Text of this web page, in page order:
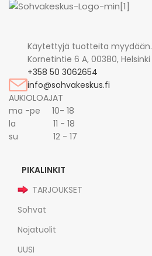
Käytettyjä tuotteita myydään.
Kornetintie 6 A, 00380, Helsinki
+358 50 3062654
info@sohvakeskus.fi
AUKIOLOAJAT
ma -pe 10- 18
la 11 - 18
su 12 - 17
PIKALINKIT
TARJOUKSET
Sohvat
Nojatuolit
UUSI